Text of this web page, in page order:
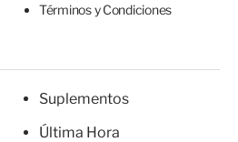
Términos y Condiciones
Suplementos
Última Hora